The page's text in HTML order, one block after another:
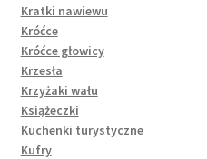
Kratki nawiewu
Króćce
Króćce głowicy
Krzesła
Krzyżaki wału
Książeczki
Kuchenki turystyczne
Kufry